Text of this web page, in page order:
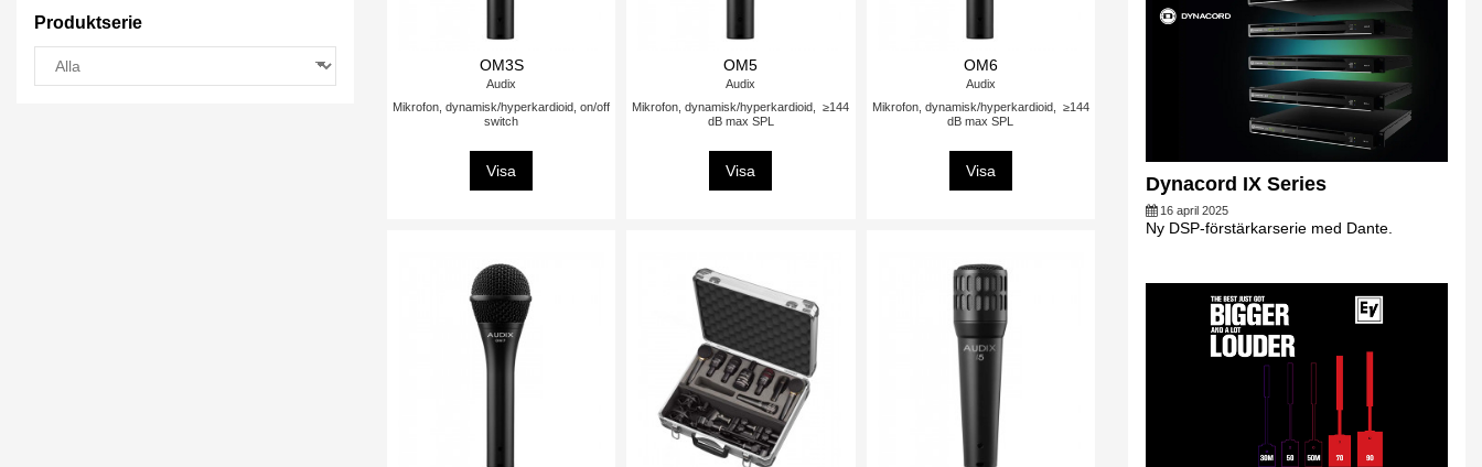
OM3S
Audix
Mikrofon, dynamisk/hyperkardioid, on/off
switch
Visa
OM5
Audix
Mikrofon, dynamisk/hyperkardioid, ≥144
dB max SPL
Visa
OM6
Audix
Mikrofon, dynamisk/hyperkardioid, ≥144
dB max SPL
Visa
Produktserie
Dynacord IX Series
16 april 2025
Ny DSP-förstärkarserie med Dante.